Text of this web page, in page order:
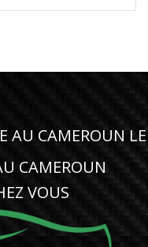
AU CAMEROUN LE
CAMEROUN
VOUS